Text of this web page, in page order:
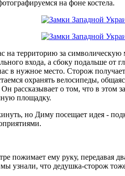
на фоне костела.
на территорию за символическую
входа, а сбоку подальше от
в нужное место. Сторож
охранять велосипеды,
рассказывает о том, что в этом
площадку.
но Диму посещает идея -
пожимает ему руку, передавая
узнали, что дедушка-сторож